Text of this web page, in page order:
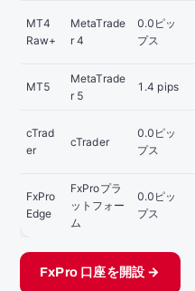
MT4
Raw+
MetaTrade
r 4
0.0ピッ
プス
MT5
MetaTrade
r 5
1.4 pips
cTrad
er
cTrader
0.0ピッ
プス
FxPro
Edge
FxProプラ
ットフォー
ム
0.0ピッ
プス
FxPro 口座を開設 →